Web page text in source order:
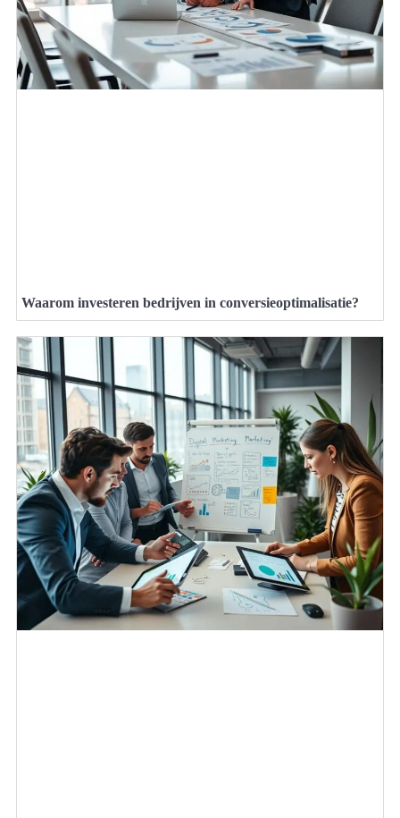
Waarom investeren bedrijven in conversieoptimalisatie?